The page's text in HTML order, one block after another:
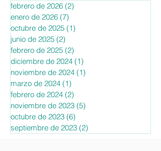
febrero de 2026 (2)2 entradas
enero de 2026 (7)
octubre de 2025 (1)
junio de 2025 (2)2 entradas
febrero de 2025 (2) 2 entradas
diciembre de 2024
noviembre de 2024
marzo de 2024 (1)1 entrada
febrero de 2024 (2)2 entradas
noviembre de 2023 (5)5 entradas
octubre de 2023 (6)6 entradas